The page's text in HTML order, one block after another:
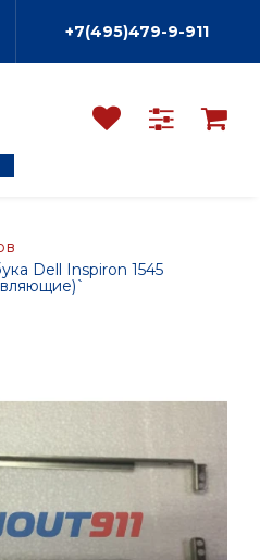
+7(495)479-9-911
Dell Inspiron 1545